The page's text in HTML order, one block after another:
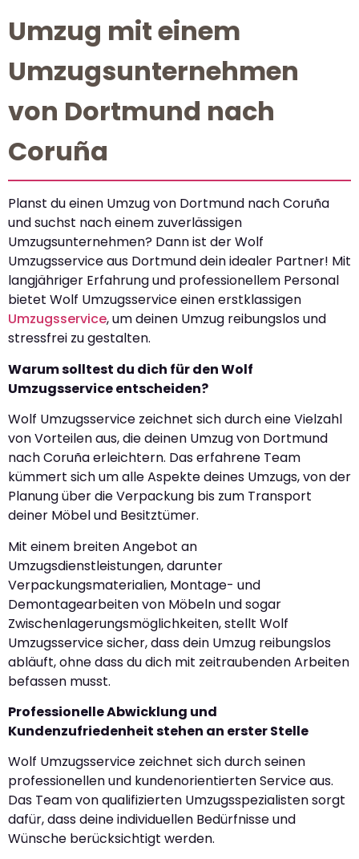
Umzug mit einem
Umzugsunternehmen
von Dortmund nach
Coruña
Planst du einen Umzug von Dortmund nach Coruña
und suchst nach einem zuverlässigen
Umzugsunternehmen? Dann ist der Wolf
Umzugsservice aus Dortmund dein idealer Partner! Mit
langjähriger Erfahrung und professionellem Personal
bietet Wolf Umzugsservice einen erstklassigen
Umzugsservice, um deinen Umzug reibungslos und
stressfrei zu gestalten.
Warum solltest du dich für den Wolf
Umzugsservice entscheiden?
Wolf Umzugsservice zeichnet sich durch eine Vielzahl
von Vorteilen aus, die deinen Umzug von Dortmund
nach Coruña erleichtern. Das erfahrene Team
kümmert sich um alle Aspekte deines Umzugs, von der
Planung über die Verpackung bis zum Transport
deiner Möbel und Besitztümer.
Mit einem breiten Angebot an
Umzugsdienstleistungen, darunter
Verpackungsmaterialien, Montage- und
Demontagearbeiten von Möbeln und sogar
Zwischenlagerungsmöglichkeiten, stellt Wolf
Umzugsservice sicher, dass dein Umzug reibungslos
abläuft, ohne dass du dich mit zeitraubenden Arbeiten
befassen musst.
Professionelle Abwicklung und
Kundenzufriedenheit stehen an erster Stelle
Wolf Umzugsservice zeichnet sich durch seinen
professionellen und kundenorientierten Service aus.
Das Team von qualifizierten Umzugsspezialisten sorgt
dafür, dass deine individuellen Bedürfnisse und
Wünsche berücksichtigt werden.